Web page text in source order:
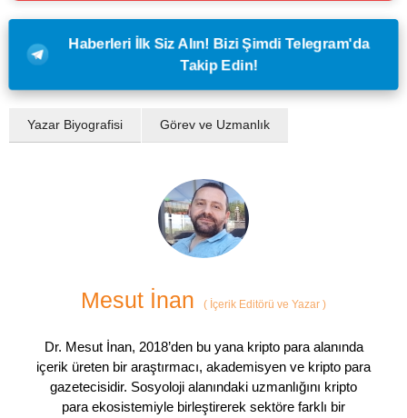
Haberleri İlk Siz Alın! Bizi Şimdi Telegram'da
Takip Edin!
Yazar Biyografisi Görev ve Uzmanlık
Mesut İnan ( İçerik Editörü ve Yazar )
Dr. Mesut İnan, 2018’den bu yana kripto para alanında
içerik üreten bir araştırmacı, akademisyen ve kripto para
gazetecisidir. Sosyoloji alanındaki uzmanlığını kripto
para ekosistemiyle birleştirerek sektöre farklı bir